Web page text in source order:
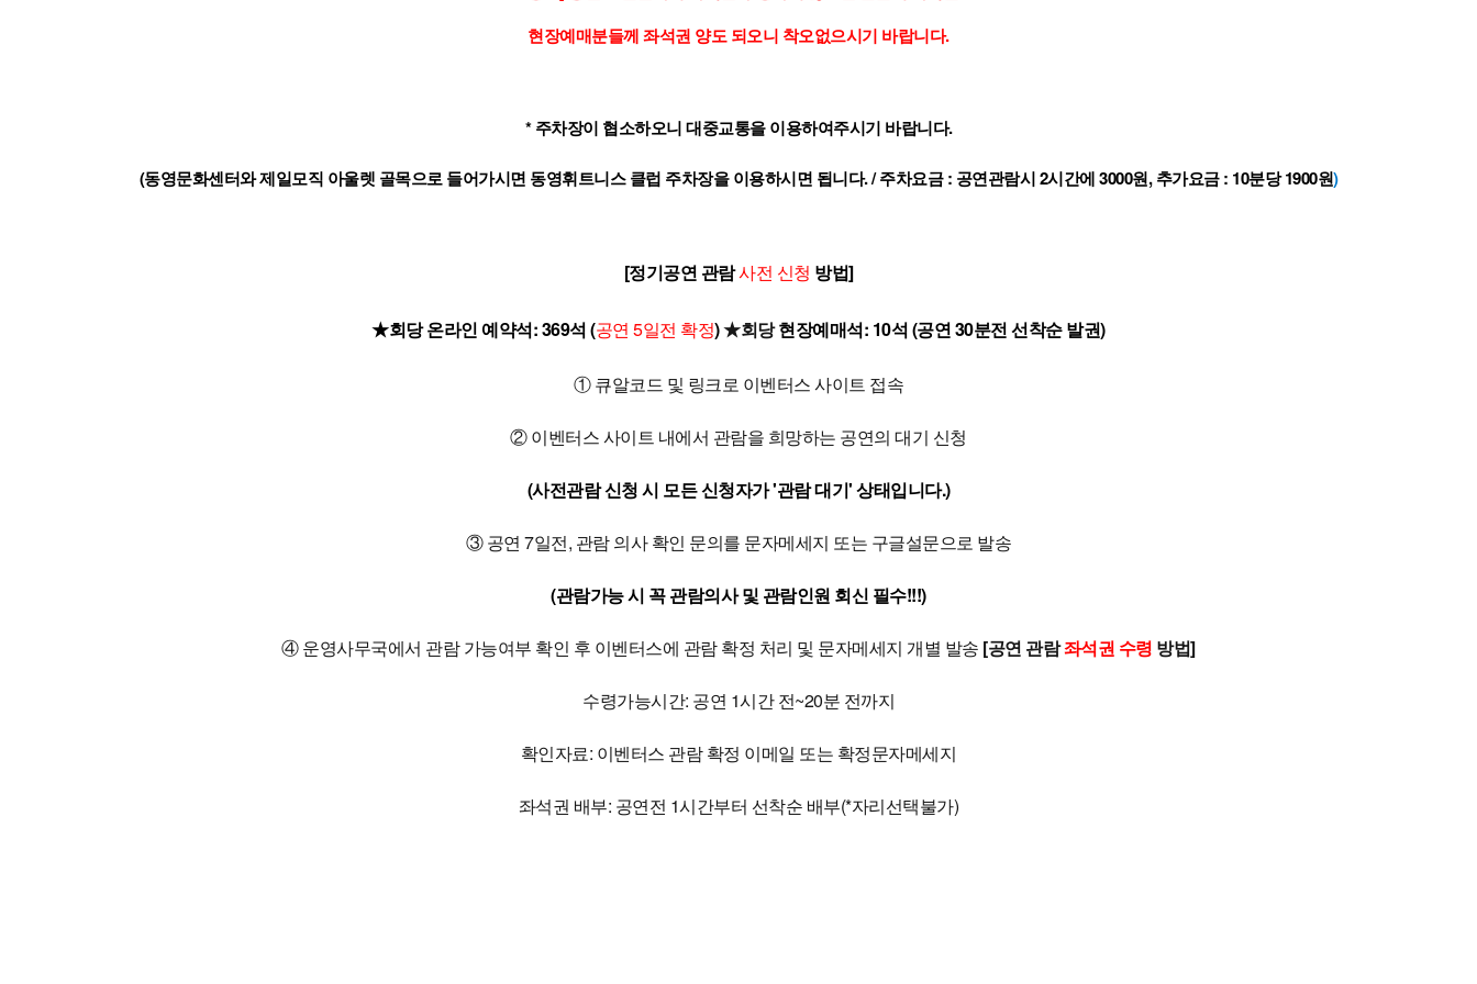
현장예매분들께 좌석권 양도 되오니 착오없으시기 바랍니다.
* 주차장이 협소하오니 대중교통을 이용하여주시기 바랍니다.
(동영문화센터와 제일모직 아울렛 골목으로 들어가시면 동영휘트니스 클럽 주차장을 이용하시면 됩니다. / 주차요금 : 공연관람시 2시간에 3000원, 추가요금 : 10분당 1900원)
[정기공연 관람사전 신청 방법]
★회당 온라인 예약석: 369석 (공연 5일전 확정)★회당현장예매석: 10석 (공연 30분전 선착순 발권)
① 큐알코드 및 링크로 이벤터스 사이트 접속
② 이벤터스 사이트 내에서 관람을 희망하는 공연의 대기 신청
(사전관람 신청 시 모든 신청자가 '관람 대기' 상태입니다.)
③ 공연 7일전, 관람 의사 확인 문의를 문자메세지 또는 구글설문으로 발송
(관람가능 시 꼭 관람의사 및 관람인원 회신 필수!!!)
④운영사무국에서 관람 가능여부 확인 후 이벤터스에 관람 확정 처리 및 문자메세지 개별 발송 [공연 관람좌석권 수령 방법]
수령가능시간: 공연 1시간 전~20분 전까지
확인자료: 이벤터스 관람 확정 이메일 또는 확정문자메세지
좌석권 배부: 공연전 1시간부터 선착순 배부(*자리선택불가)